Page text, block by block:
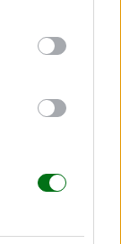
a
de los
sus
pacientes.